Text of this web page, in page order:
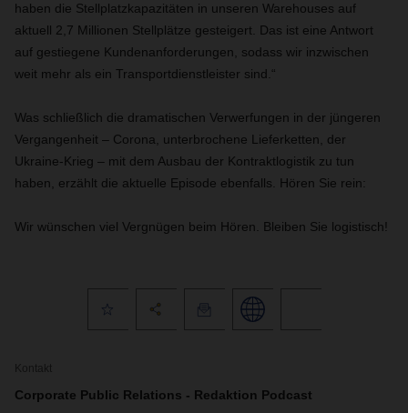
haben die Stellplatzkapazitäten in unseren Warehouses auf
aktuell 2,7 Millionen Stellplätze gesteigert. Das ist eine Antwort
auf gestiegene Kundenanforderungen, sodass wir inzwischen
weit mehr als ein Transportdienstleister sind.“
Was schließlich die dramatischen Verwerfungen in der jüngeren
Vergangenheit – Corona, unterbrochene Lieferketten, der
Ukraine-Krieg – mit dem Ausbau der Kontraktlogistik zu tun
haben, erzählt die aktuelle Episode ebenfalls. Hören Sie rein:
Wir wünschen viel Vergnügen beim Hören. Bleiben Sie logistisch!
Kontakt
Corporate Public Relations - Redaktion Podcast